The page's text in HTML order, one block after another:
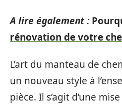
A lire également :
rénovation de votre
L’art du manteau de
un nouveau style à
pièce. Il s’agit d’une